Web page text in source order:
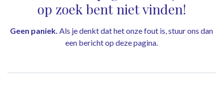
op zoek bent niet vinden!
Geen paniek. Als je denkt dat het onze fout is, stuur ons dan
een bericht op deze pagina.